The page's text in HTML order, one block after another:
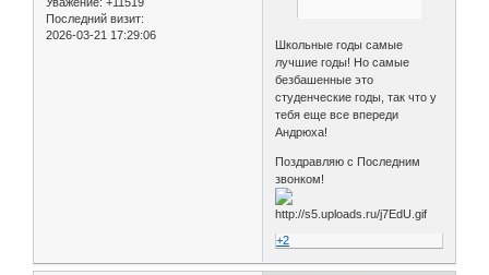
Последний визит:
2026-03-21 17:29:06
Школьные годы самые
лучшие годы! Но самые
безбашенные это
студенческие годы, так что у
тебя еще все впереди
Андрюха!
Поздравляю с Последним
звонком!
+2